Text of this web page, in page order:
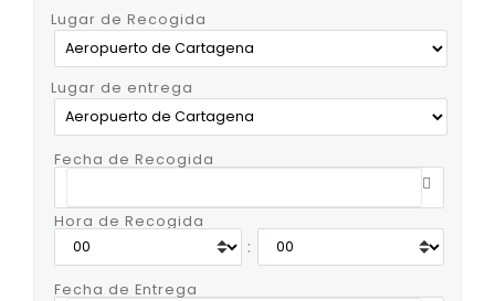
Lugar de Recogida
Lugar de entrega
Fecha de Recogida
Hora de Recogida
:
Fecha de Entrega